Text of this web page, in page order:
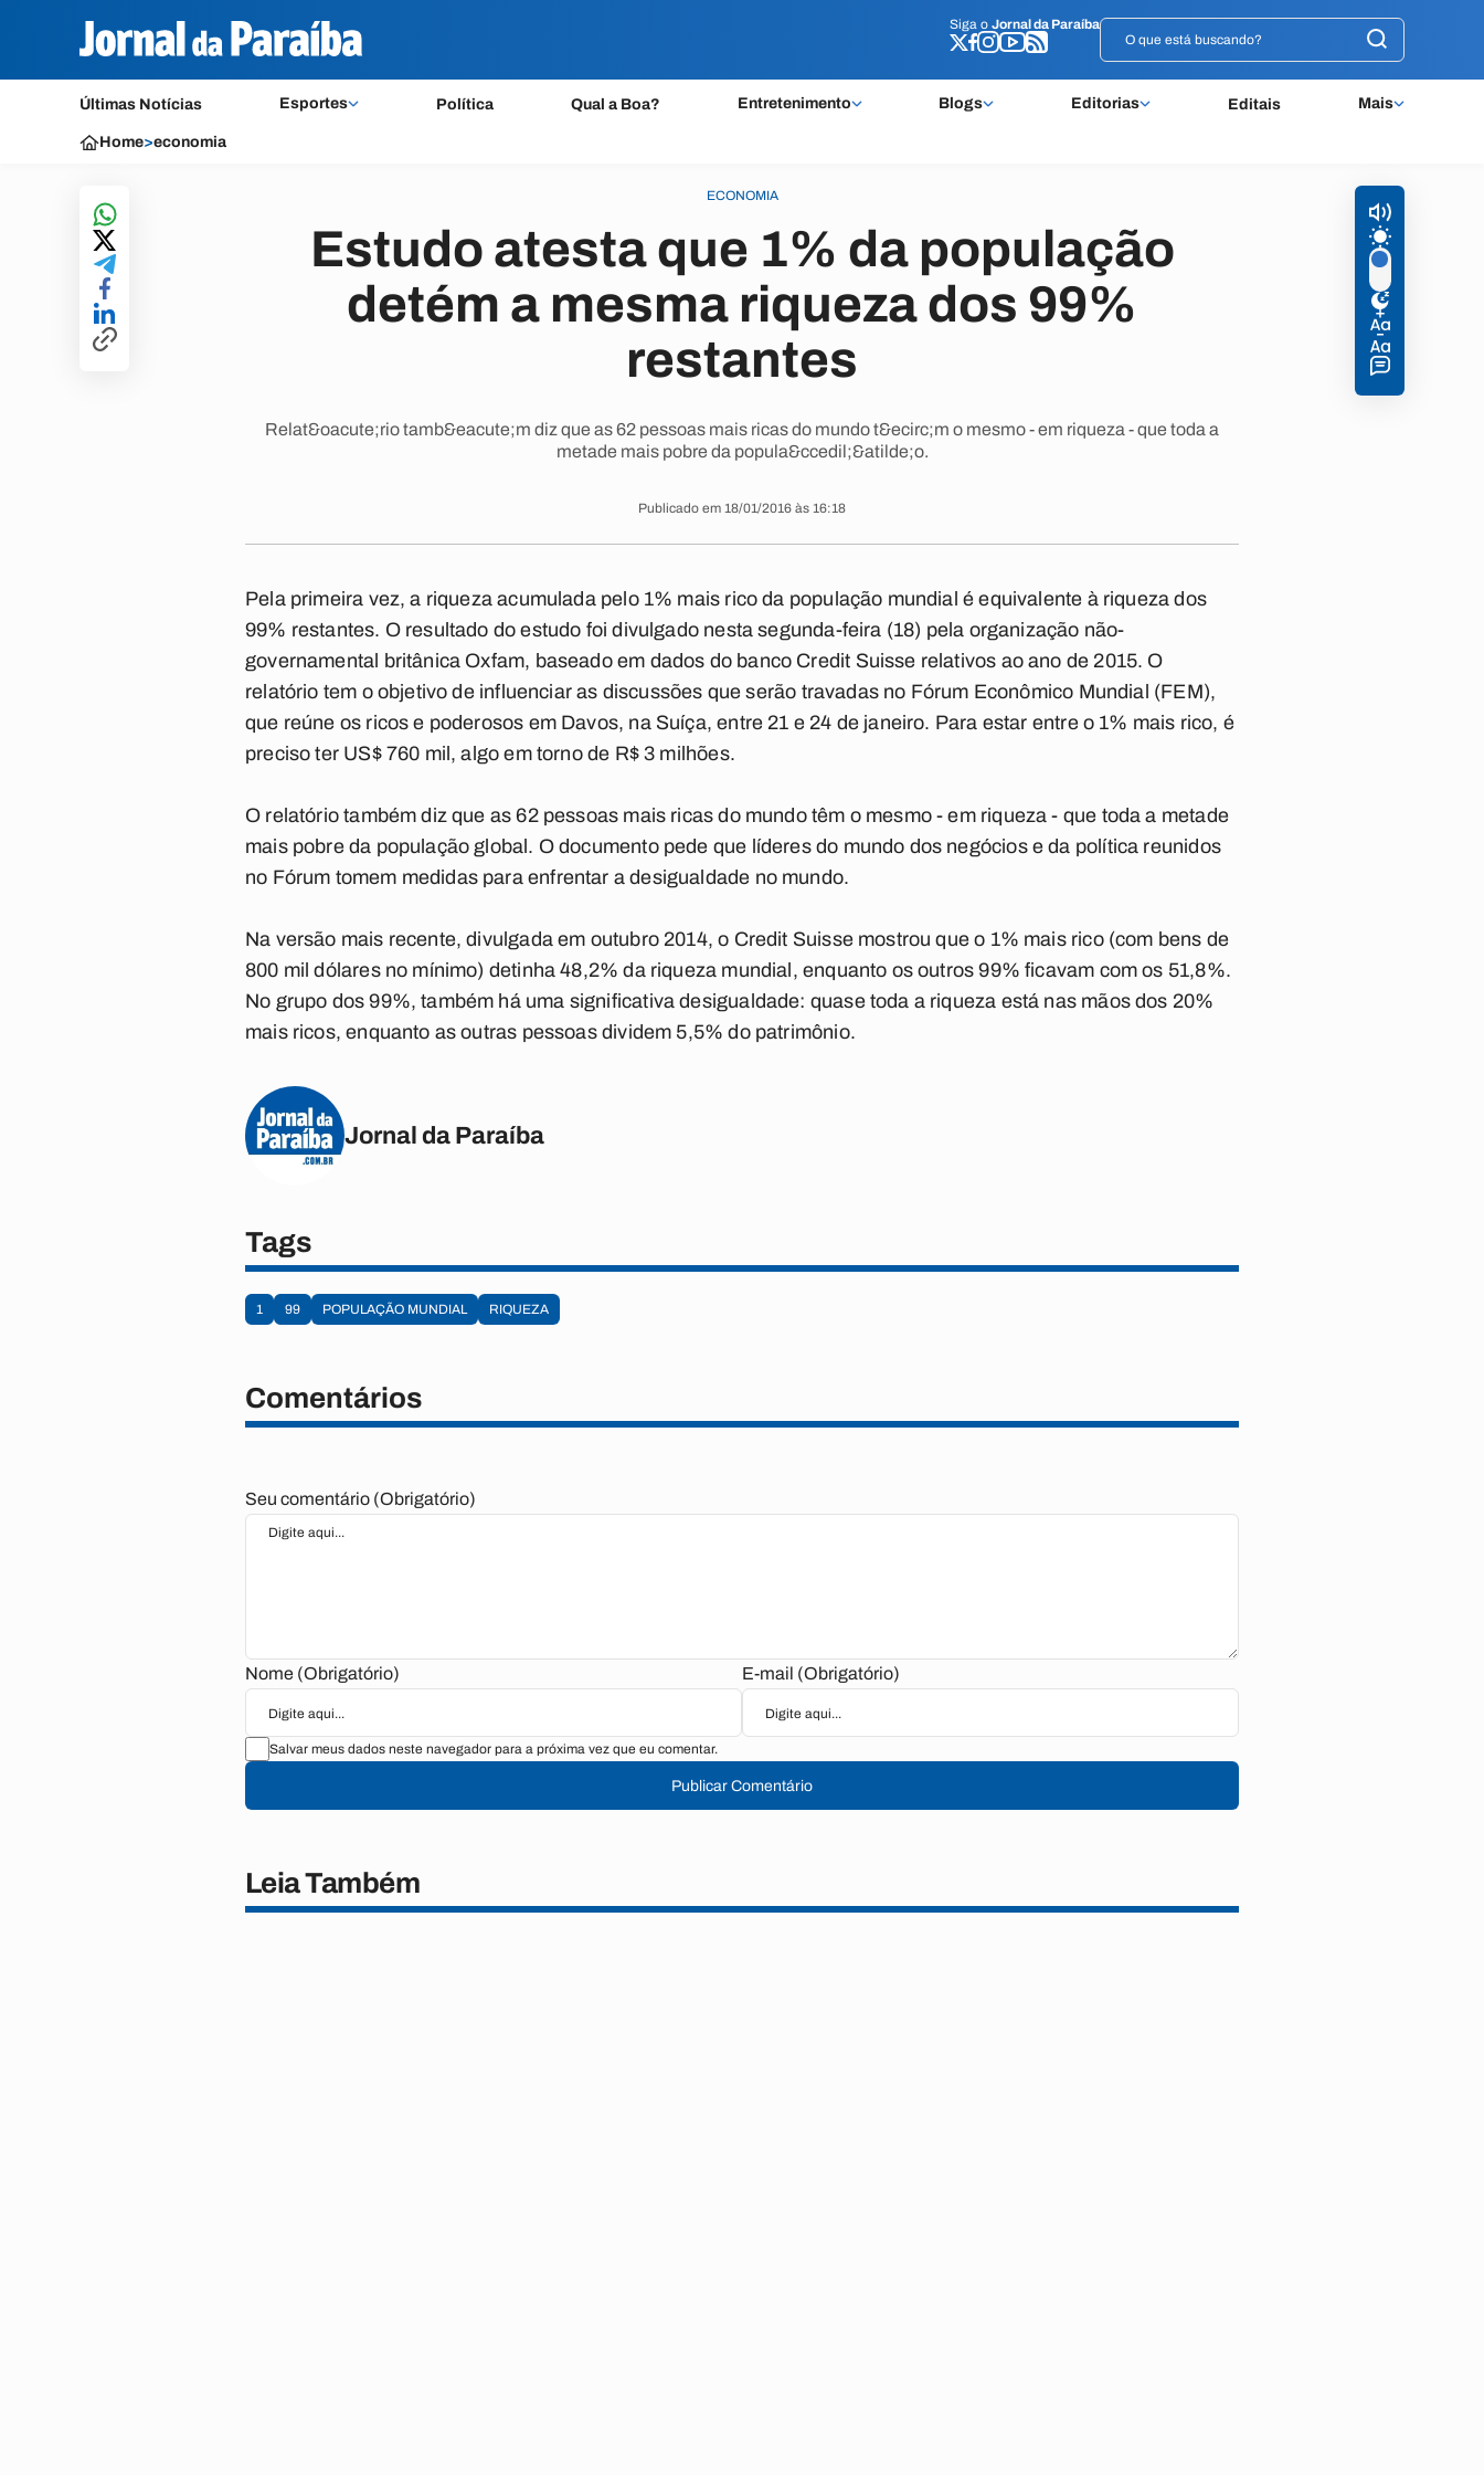
Siga o Jornal da Paraíba
Últimas Notícias Esportes Política Qual a Boa? Entretenimento Blogs Editorias Editais Mais
Siga o Jornal da Paraíba
Home>economia
ECONOMIA
Estudo atesta que 1% da população
detém a mesma riqueza dos 99%
restantes
Relat&oacute;rio tamb&eacute;m diz que as 62 pessoas mais ricas do mundo t&ecirc;m o mesmo - em riqueza - que toda a
metade mais pobre da popula&ccedil;&atilde;o.
Publicado em 18/01/2016 às 16:18
Pela primeira vez, a riqueza acumulada pelo 1% mais rico da população mundial é equivalente à riqueza dos
99% restantes. O resultado do estudo foi divulgado nesta segunda-feira (18) pela organização não-
governamental britânica Oxfam, baseado em dados do banco Credit Suisse relativos ao ano de 2015. O
relatório tem o objetivo de influenciar as discussões que serão travadas no Fórum Econômico Mundial (FEM),
que reúne os ricos e poderosos em Davos, na Suíça, entre 21 e 24 de janeiro. Para estar entre o 1% mais rico, é
preciso ter US$ 760 mil, algo em torno de R$ 3 milhões.
O relatório também diz que as 62 pessoas mais ricas do mundo têm o mesmo - em riqueza - que toda a metade
mais pobre da população global. O documento pede que líderes do mundo dos negócios e da política reunidos
no Fórum tomem medidas para enfrentar a desigualdade no mundo.
Na versão mais recente, divulgada em outubro 2014, o Credit Suisse mostrou que o 1% mais rico (com bens de
800 mil dólares no mínimo) detinha 48,2% da riqueza mundial, enquanto os outros 99% ficavam com os 51,8%.
No grupo dos 99%, também há uma significativa desigualdade: quase toda a riqueza está nas mãos dos 20%
mais ricos, enquanto as outras pessoas dividem 5,5% do patrimônio.
Jornal da Paraíba
Tags
1 99 POPULAÇÃO MUNDIAL RIQUEZA
Comentários
Seu comentário (Obrigatório)
Nome (Obrigatório) E-mail (Obrigatório)
Salvar meus dados neste navegador para a próxima vez que eu comentar.
Publicar Comentário
Leia Também